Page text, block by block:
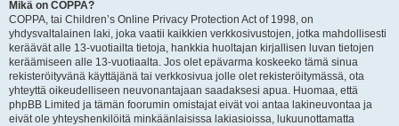
Mikä on COPPA?
COPPA, tai Children’s Online Privacy Protection Act of 1998, on
yhdysvaltalainen laki, joka vaatii kaikkien verkkosivustojen, jotka mahdollisesti
keräävät alle 13-vuotiailta tietoja, hankkia huoltajan kirjallisen luvan tietojen
keräämiseen alle 13-vuotiaalta. Jos olet epävarma koskeeko tämä sinua
rekisteröityvänä käyttäjänä tai verkkosivua jolle olet rekisteröitymässä, ota
yhteyttä oikeudelliseen neuvonantajaan saadaksesi apua. Huomaa, että
phpBB Limited ja tämän foorumin omistajat eivät voi antaa lakineuvontaa ja
eivät ole yhteyshenkilöitä minkäänlaisissa lakiasioissa, lukuunottamatta